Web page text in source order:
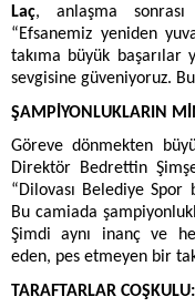
Laç, anlaşma sonrası
“Efsanemiz yeniden
takıma büyük başarılar
sevgisine güveniyoruz.
ŞAMPİYONLUKLARIN
Göreve dönmekten
Direktör Bedrettin
“Dilovası Belediye
Bu camiada
Şimdi aynı inanç ve
eden, pes etmeyen bir
TARAFTARLAR